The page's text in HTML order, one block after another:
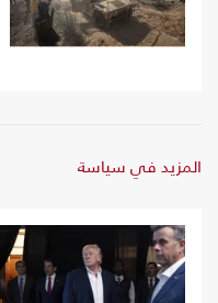
المزيد في سياسة